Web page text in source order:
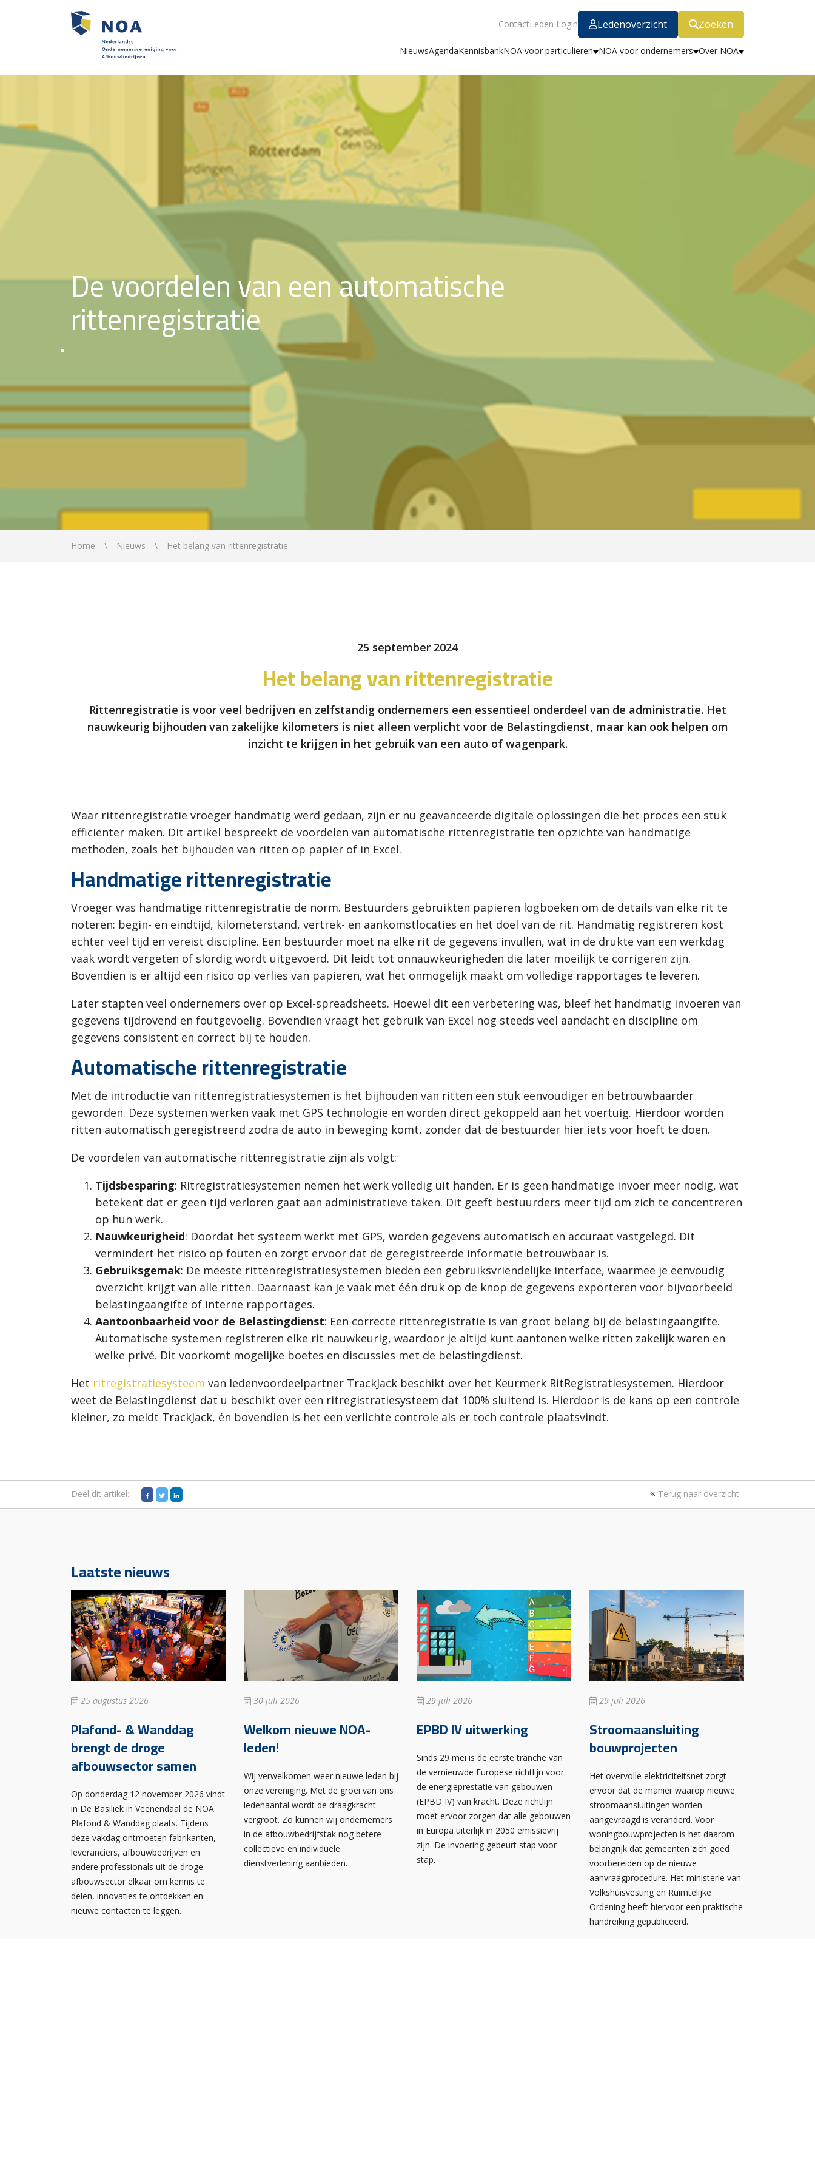
ContactLeden Login Ledenoverzicht Zoeken
NieuwsAgendaKennisbankNOA voor particulieren NOA voor ondernemers Over NOA
De voordelen van een automatische
rittenregistratie
Home Nieuws Het belang van rittenregistratie
25 september 2024
Het belang van rittenregistratie
Rittenregistratie is voor veel bedrijven en zelfstandig ondernemers een essentieel onderdeel van de administratie. Het
nauwkeurig bijhouden van zakelijke kilometers is niet alleen verplicht voor de Belastingdienst, maar kan ook helpen om
inzicht te krijgen in het gebruik van een auto of wagenpark.
Waar rittenregistratie vroeger handmatig werd gedaan, zijn er nu geavanceerde digitale oplossingen die het proces een stuk
efficiënter maken. Dit artikel bespreekt de voordelen van automatische rittenregistratie ten opzichte van handmatige
methoden, zoals het bijhouden van ritten op papier of in Excel.
Handmatige rittenregistratie
Vroeger was handmatige rittenregistratie de norm. Bestuurders gebruikten papieren logboeken om de details van elke rit te
noteren: begin- en eindtijd, kilometerstand, vertrek- en aankomstlocaties en het doel van de rit. Handmatig registreren kost
echter veel tijd en vereist discipline. Een bestuurder moet na elke rit de gegevens invullen, wat in de drukte van een werkdag
vaak wordt vergeten of slordig wordt uitgevoerd. Dit leidt tot onnauwkeurigheden die later moeilijk te corrigeren zijn.
Bovendien is er altijd een risico op verlies van papieren, wat het onmogelijk maakt om volledige rapportages te leveren.
Later stapten veel ondernemers over op Excel-spreadsheets. Hoewel dit een verbetering was, bleef het handmatig invoeren van
gegevens tijdrovend en foutgevoelig. Bovendien vraagt het gebruik van Excel nog steeds veel aandacht en discipline om
gegevens consistent en correct bij te houden.
Automatische rittenregistratie
Met de introductie van rittenregistratiesystemen is het bijhouden van ritten een stuk eenvoudiger en betrouwbaarder
geworden. Deze systemen werken vaak met GPS technologie en worden direct gekoppeld aan het voertuig. Hierdoor worden
ritten automatisch geregistreerd zodra de auto in beweging komt, zonder dat de bestuurder hier iets voor hoeft te doen.
De voordelen van automatische rittenregistratie zijn als volgt:
Tijdsbesparing: Ritregistratiesystemen nemen het werk volledig uit handen. Er is geen handmatige invoer meer nodig, wat
betekent dat er geen tijd verloren gaat aan administratieve taken. Dit geeft bestuurders meer tijd om zich te concentreren
op hun werk.
Nauwkeurigheid: Doordat het systeem werkt met GPS, worden gegevens automatisch en accuraat vastgelegd. Dit
vermindert het risico op fouten en zorgt ervoor dat de geregistreerde informatie betrouwbaar is.
Gebruiksgemak: De meeste rittenregistratiesystemen bieden een gebruiksvriendelijke interface, waarmee je eenvoudig
overzicht krijgt van alle ritten. Daarnaast kan je vaak met één druk op de knop de gegevens exporteren voor bijvoorbeeld
belastingaangifte of interne rapportages.
Aantoonbaarheid voor de Belastingdienst: Een correcte rittenregistratie is van groot belang bij de belastingaangifte.
Automatische systemen registreren elke rit nauwkeurig, waardoor je altijd kunt aantonen welke ritten zakelijk waren en
welke privé. Dit voorkomt mogelijke boetes en discussies met de belastingdienst.
Het ritregistratiesysteem van ledenvoordeelpartner TrackJack beschikt over het Keurmerk RitRegistratiesystemen. Hierdoor
weet de Belastingdienst dat u beschikt over een ritregistratiesysteem dat 100% sluitend is. Hierdoor is de kans op een controle
kleiner, zo meldt TrackJack, én bovendien is het een verlichte controle als er toch controle plaatsvindt.
Deel dit artikel: Terug naar overzicht
Laatste nieuws
25 augustus 2026
Plafond- & Wanddag
brengt de droge
afbouwsector samen
Op donderdag 12 november 2026 vindt
in De Basiliek in Veenendaal de NOA
Plafond & Wanddag plaats. Tijdens
deze vakdag ontmoeten fabrikanten,
leveranciers, afbouwbedrijven en
andere professionals uit de droge
afbouwsector elkaar om kennis te
delen, innovaties te ontdekken en
nieuwe contacten te leggen.
30 juli 2026
Welkom nieuwe NOA-
leden!
Wij verwelkomen weer nieuwe leden bij
onze vereniging. Met de groei van ons
ledenaantal wordt de draagkracht
vergroot. Zo kunnen wij ondernemers
in de afbouwbedrijfstak nog betere
collectieve en individuele
dienstverlening aanbieden.
29 juli 2026
EPBD IV uitwerking
Sinds 29 mei is de eerste tranche van
de vernieuwde Europese richtlijn voor
de energieprestatie van gebouwen
(EPBD IV) van kracht. Deze richtlijn
moet ervoor zorgen dat alle gebouwen
in Europa uiterlijk in 2050 emissievrij
zijn. De invoering gebeurt stap voor
stap.
29 juli 2026
Stroomaansluiting
bouwprojecten
Het overvolle elektriciteitsnet zorgt
ervoor dat de manier waarop nieuwe
stroomaansluitingen worden
aangevraagd is veranderd. Voor
woningbouwprojecten is het daarom
belangrijk dat gemeenten zich goed
voorbereiden op de nieuwe
aanvraagprocedure. Het ministerie van
Volkshuisvesting en Ruimtelijke
Ordening heeft hiervoor een praktische
handreiking gepubliceerd.